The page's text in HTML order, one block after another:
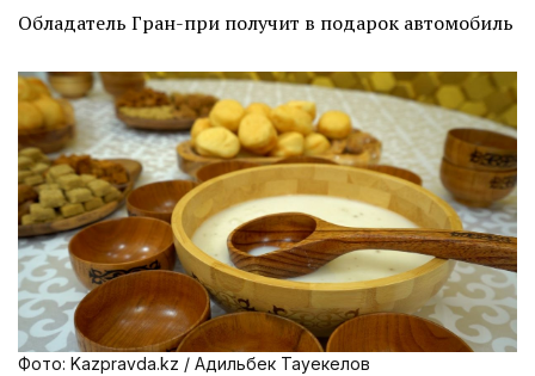
Обладатель Гран-при получит в подарок автомобиль
Фото: Kazpravda.kz / Адильбек Тауекелов